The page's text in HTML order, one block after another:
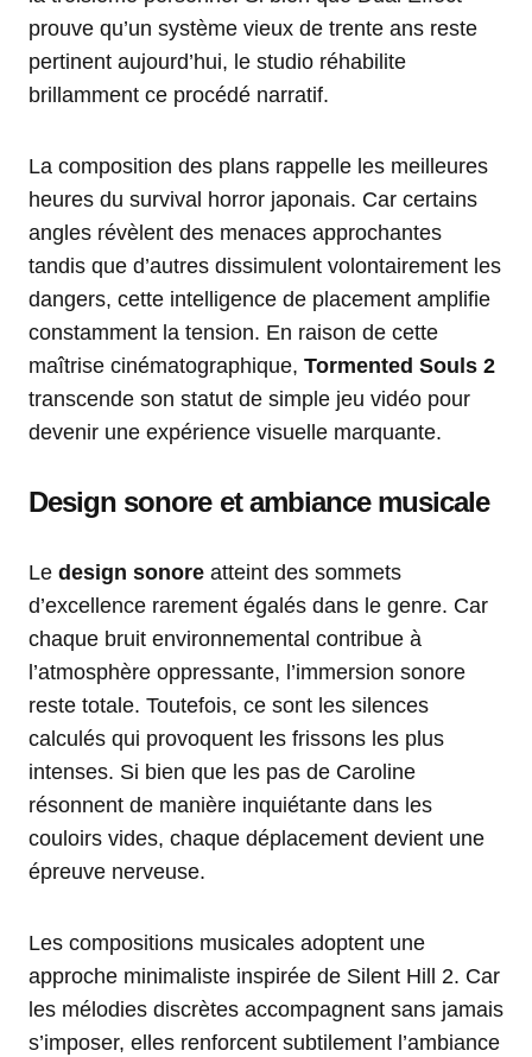
prouve qu’un système vieux de trente ans reste
pertinent aujourd’hui, le studio réhabilite
brillamment ce procédé narratif.
La composition des plans rappelle les meilleures
heures du survival horror japonais. Car certains
angles révèlent des menaces approchantes
tandis que d’autres dissimulent volontairement les
dangers, cette intelligence de placement amplifie
constamment la tension. En raison de cette
maîtrise cinématographique, Tormented Souls 2
transcende son statut de simple jeu vidéo pour
devenir une expérience visuelle marquante.
Design sonore et ambiance musicale
Le design sonore atteint des sommets
d’excellence rarement égalés dans le genre. Car
chaque bruit environnemental contribue à
l’atmosphère oppressante, l’immersion sonore
reste totale. Toutefois, ce sont les silences
calculés qui provoquent les frissons les plus
intenses. Si bien que les pas de Caroline
résonnent de manière inquiétante dans les
couloirs vides, chaque déplacement devient une
épreuve nerveuse.
Les compositions musicales adoptent une
approche minimaliste inspirée de Silent Hill 2. Car
les mélodies discrètes accompagnent sans jamais
s’imposer, elles renforcent subtilement l’ambiance